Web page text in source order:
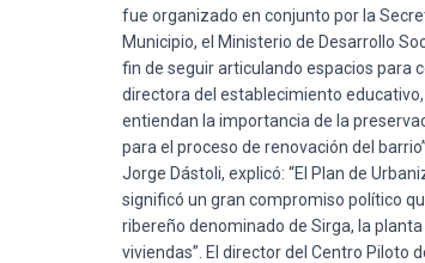
fue organizado en conjunto por la
Municipio, el Ministerio de Desarrollo
fin de seguir articulando espacios para
directora del establecimiento
entiendan la importancia de la
para el proceso de renovación del
Jorge Dástoli, explicó: “El Plan de
significó un gran compromiso político
ribereño denominado de Sirga, la
viviendas”. El director del Centro Piloto